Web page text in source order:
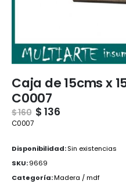
Caja de 15cms x
C0007
$160 $ 136
C0007
Disponibilidad:Sin existencias
SKU:9669
Categoría:Madera / mdf